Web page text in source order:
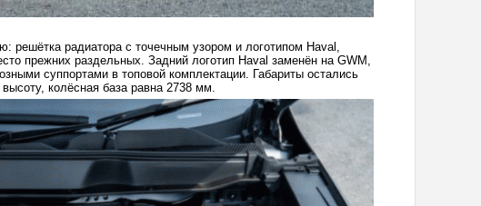
решётка радиатора с точечным узором и логотипом Haval,
прежних раздельных. Задний логотип Haval заменён на GWM,
суппортами в топовой комплектации. Габариты остались
колёсная база равна 2738 мм.